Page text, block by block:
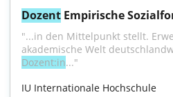
Dozent Empirische
"...in den Mittelpunkt stellt.
Dozent:in..."
IU Internationale Hochschule